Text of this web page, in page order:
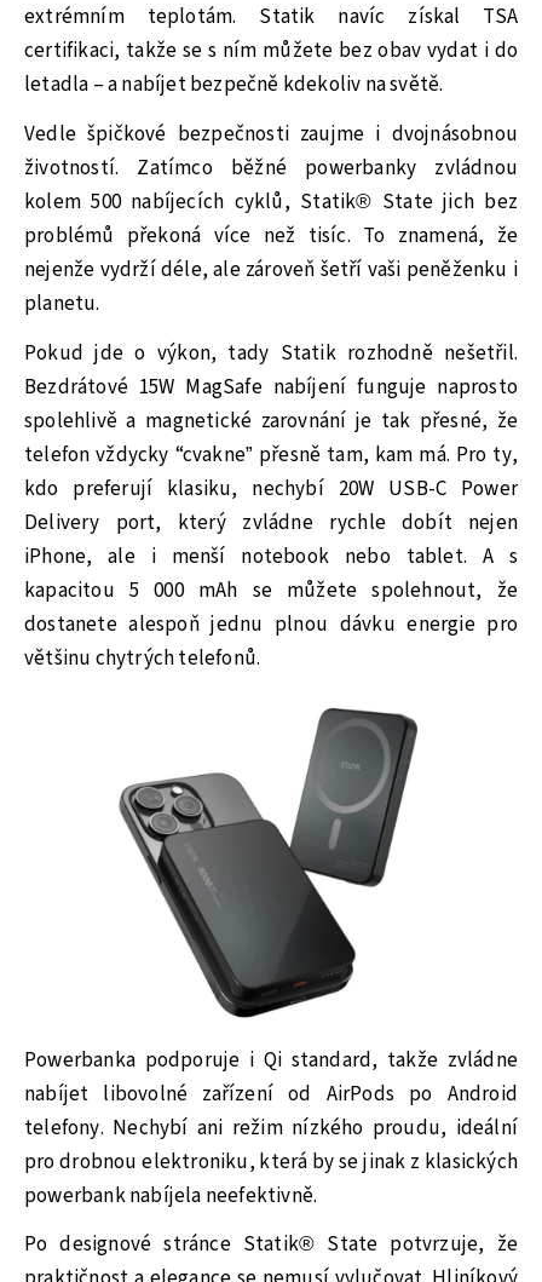
extrémním teplotám. Statik navíc získal TSA
certifikaci, takže se s ním můžete bez obav vydat i do
letadla – a nabíjet bezpečně kdekoliv na světě.
Vedle špičkové bezpečnosti zaujme i dvojnásobnou
životností. Zatímco běžné powerbanky zvládnou
kolem 500 nabíjecích cyklů, Statik® State jich bez
problémů překoná více než tisíc. To znamená, že
nejenže vydrží déle, ale zároveň šetří vaši peněženku i
planetu.
Pokud jde o výkon, tady Statik rozhodně nešetřil.
Bezdrátové 15W MagSafe nabíjení funguje naprosto
spolehlivě a magnetické zarovnání je tak přesné, že
telefon vždycky “cvakne” přesně tam, kam má. Pro ty,
kdo preferují klasiku, nechybí 20W USB-C Power
Delivery port, který zvládne rychle dobít nejen
iPhone, ale i menší notebook nebo tablet. A s
kapacitou 5 000 mAh se můžete spolehnout, že
dostanete alespoň jednu plnou dávku energie pro
většinu chytrých telefonů.
Powerbanka podporuje i Qi standard, takže zvládne
nabíjet libovolné zařízení od AirPods po Android
telefony. Nechybí ani režim nízkého proudu, ideální
pro drobnou elektroniku, která by se jinak z klasických
powerbank nabíjela neefektivně.
Po designové stránce Statik® State potvrzuje, že